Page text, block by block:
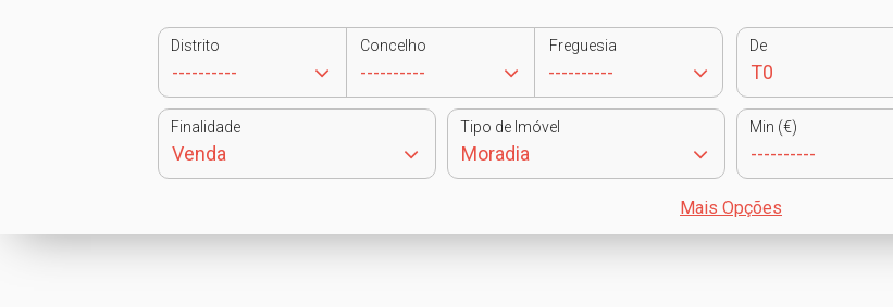
Distrito Concelho Freguesia De
Finalidade Tipo de Imóvel Min (€)
Mais Opções